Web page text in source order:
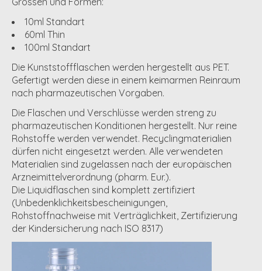
10ml Standart
60ml Thin
100ml Standart
Die Kunststoffflaschen werden hergestellt aus PET.
Gefertigt werden diese in einem keimarmen Reinraum
nach pharmazeutischen Vorgaben.
Die Flaschen und Verschlüsse werden streng zu
pharmazeutischen Konditionen hergestellt. Nur reine
Rohstoffe werden verwendet. Recyclingmaterialien
dürfen nicht eingesetzt werden. Alle verwendeten
Materialien sind zugelassen nach der europäischen
Arzneimittelverordnung (pharm. Eur.).
Die Liquidflaschen sind komplett zertifiziert
(Unbedenklichkeitsbescheinigungen,
Rohstoffnachweise mit Verträglichkeit, Zertifizierung
der Kindersicherung nach ISO 8317)